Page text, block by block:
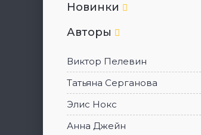
Новинки
Авторы
Виктор Пелевин
Татьяна Серганова
Элис Нокс
Анна Джейн